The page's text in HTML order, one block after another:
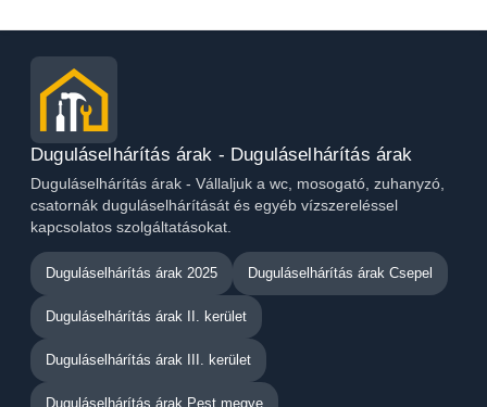
Duguláselhárítás árak - Duguláselhárítás árak
Duguláselhárítás árak - Vállaljuk a wc, mosogató, zuhanyzó,
csatornák duguláselhárítását és egyéb vízszereléssel
kapcsolatos szolgáltatásokat.
Duguláselhárítás árak 2025 Duguláselhárítás árak Csepel
Duguláselhárítás árak II. kerület
Duguláselhárítás árak III. kerület
Duguláselhárítás árak Pest megye